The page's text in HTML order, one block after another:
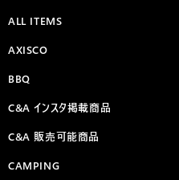
ALL ITEMS
AXISCO
BBQ
C&A インスタ掲載商品
C&A 販売可能商品
CAMPING